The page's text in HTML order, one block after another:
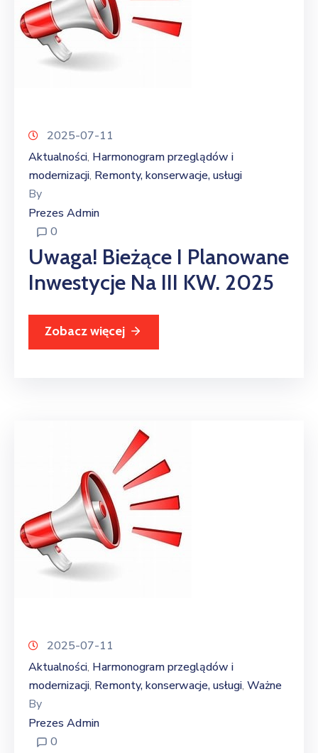
2025-07-11
Aktualności‚ Harmonogram przeglądów i
modernizacji‚ Remonty, konserwacje, usługi
By
Prezes Admin
0
Uwaga! Bieżące I Planowane
Inwestycje Na III KW. 2025
Zobacz więcej
2025-07-11
Aktualności‚ Harmonogram przeglądów i
modernizacji‚ Remonty, konserwacje, usługi‚ Ważne
By
Prezes Admin
0